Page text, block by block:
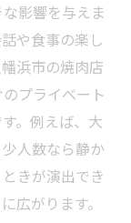
影響を与えま
や食事の楽し
浜市の焼肉店
プライベート
。例えば、大
人数なら静か
きが演出でき
広がります。